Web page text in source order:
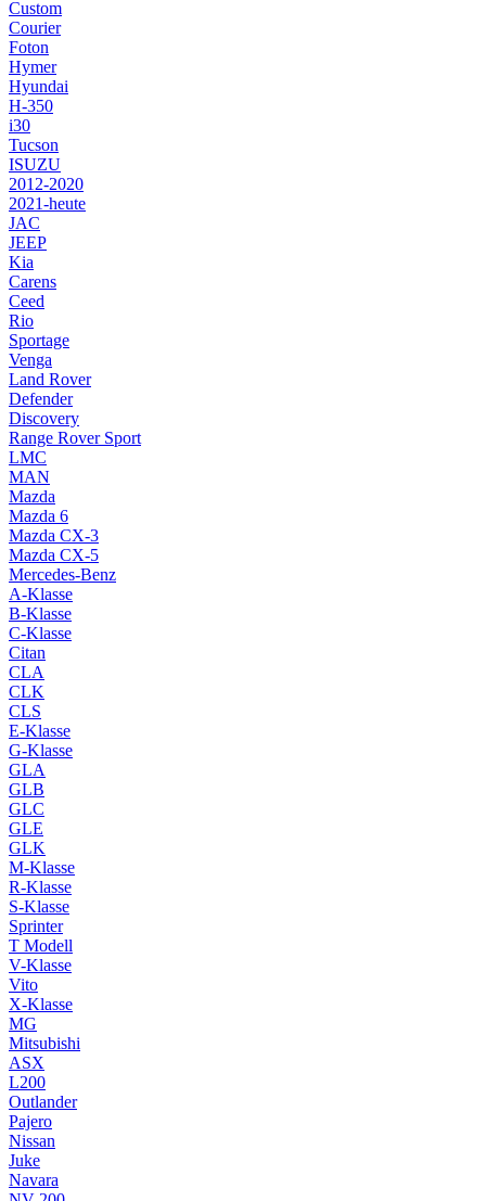
Custom
Courier
Foton
Hymer
Hyundai
H-350
i30
Tucson
ISUZU
2012-2020
2021-heute
JAC
JEEP
Kia
Carens
Ceed
Rio
Sportage
Venga
Land Rover
Defender
Discovery
Range Rover Sport
LMC
MAN
Mazda
Mazda 6
Mazda CX-3
Mazda CX-5
Mercedes-Benz
A-Klasse
B-Klasse
C-Klasse
Citan
CLA
CLK
CLS
E-Klasse
G-Klasse
GLA
GLB
GLC
GLE
GLK
M-Klasse
R-Klasse
S-Klasse
Sprinter
T Modell
V-Klasse
Vito
X-Klasse
MG
Mitsubishi
ASX
L200
Outlander
Pajero
Nissan
Juke
Navara